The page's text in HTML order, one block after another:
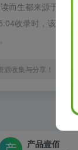
而生都来源于网
收录时，该网页
收集与分享！
产品壹佰